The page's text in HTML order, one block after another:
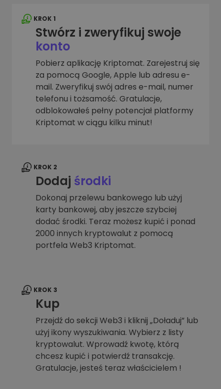
KROK 1
Stwórz i zweryfikuj swoje
konto
Pobierz aplikację Kriptomat. Zarejestruj się
za pomocą Google, Apple lub adresu e-
mail. Zweryfikuj swój adres e-mail, numer
telefonu i tożsamość. Gratulacje,
odblokowałeś pełny potencjał platformy
Kriptomat w ciągu kilku minut!
KROK 2
Dodaj środki
Dokonaj przelewu bankowego lub użyj
karty bankowej, aby jeszcze szybciej
dodać środki. Teraz możesz kupić i ponad
2000 innych kryptowalut z pomocą
portfela Web3 Kriptomat.
KROK 3
Kup
Przejdź do sekcji Web3 i kliknij „Doładuj” lub
użyj ikony wyszukiwania. Wybierz z listy
kryptowalut. Wprowadź kwotę, którą
chcesz kupić i potwierdź transakcję.
Gratulacje, jesteś teraz właścicielem !